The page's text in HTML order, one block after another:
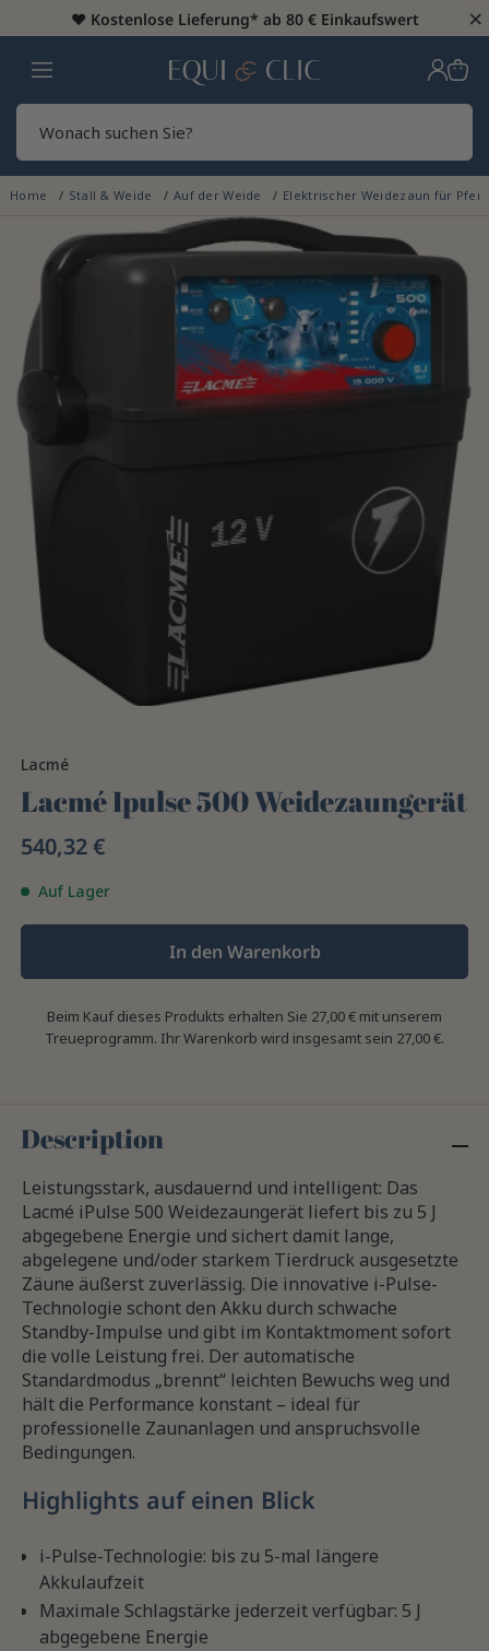
♥️ Kostenlose Lieferung* ab 80 € Einkaufswert ×
Heim
Home Stall & Weide Auf der Weide Elektrischer Weidezaun für
Lacmé
Lacmé Ipulse 500 Weidezaungerät
540,32 €
Auf Lager
In den Warenkorb
Beim Kauf dieses Produkts erhalten Sie 27,00 € mit unserem
Treueprogramm. Ihr Warenkorb wird insgesamt sein 27,00 €.
Description
Leistungsstark, ausdauernd und intelligent: Das
Lacmé iPulse 500 Weidezaungerät liefert bis zu 5 J
abgegebene Energie und sichert damit lange,
abgelegene und/oder starkem Tierdruck ausgesetzte
Zäune äußerst zuverlässig. Die innovative i-Pulse-
Technologie schont den Akku durch schwache
Standby-Impulse und gibt im Kontaktmoment sofort
die volle Leistung frei. Der automatische
Standardmodus „brennt“ leichten Bewuchs weg und
hält die Performance konstant – ideal für
professionelle Zaunanlagen und anspruchsvolle
Bedingungen.
Highlights auf einen Blick
i-Pulse-Technologie: bis zu 5-mal längere
Akkulaufzeit
Maximale Schlagstärke jederzeit verfügbar: 5 J
abgegebene Energie